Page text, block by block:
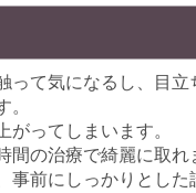
て気になるし、目立
。
がってしまいます。
間の治療で綺麗に取れ
事前にしっかりとした